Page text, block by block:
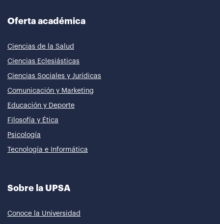
Oferta académica
Ciencias de la Salud
Ciencias Eclesiásticas
Ciencias Sociales y Jurídicas
Comunicación y Marketing
Educación y Deporte
Filosofía y Ética
Psicología
Tecnología e Informática
Sobre la UPSA
Conoce la Universidad